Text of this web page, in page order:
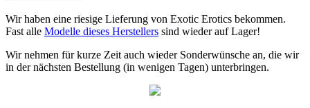
Wir haben eine riesige Lieferung von Exotic Erotics bekommen.
Fast alle Modelle dieses Herstellers sind wieder auf Lager!
Wir nehmen für kurze Zeit auch wieder Sonderwünsche an, die wir
in der nächsten Bestellung (in wenigen Tagen) unterbringen.